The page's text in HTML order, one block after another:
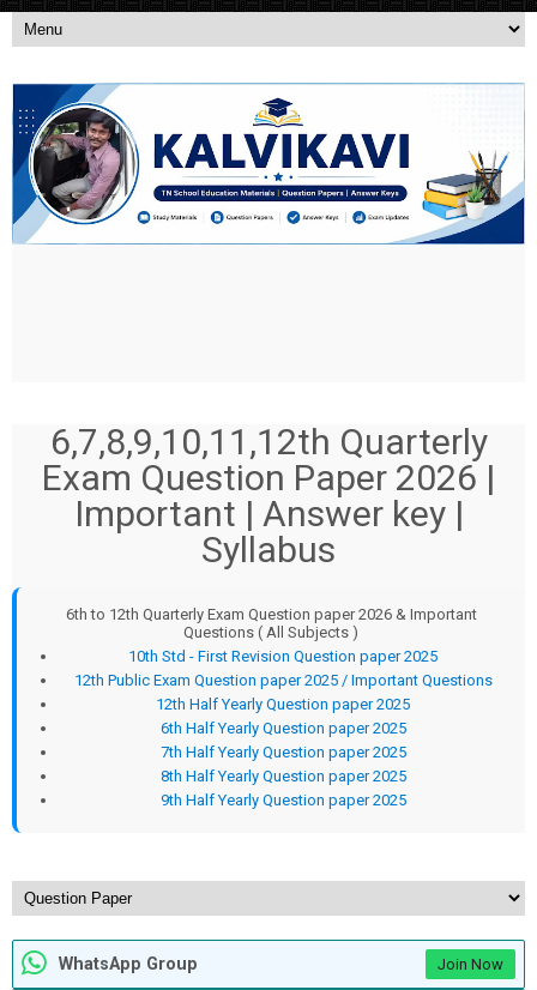
6,7,8,9,10,11,12th Quarterly
Exam Question Paper 2026 |
Important | Answer key |
Syllabus
6th to 12th Quarterly Exam Question paper 2026 & Important
Questions ( All Subjects )
10th Std - First Revision Question paper 2025
12th Public Exam Question paper 2025 / Important Questions
12th Half Yearly Question paper 2025
6th Half Yearly Question paper 2025
7th Half Yearly Question paper 2025
8th Half Yearly Question paper 2025
9th Half Yearly Question paper 2025
WhatsApp Group Join Now